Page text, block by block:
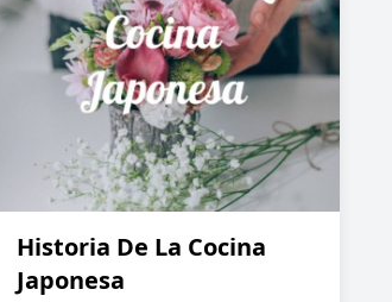
Historia De La Cocina
Japonesa